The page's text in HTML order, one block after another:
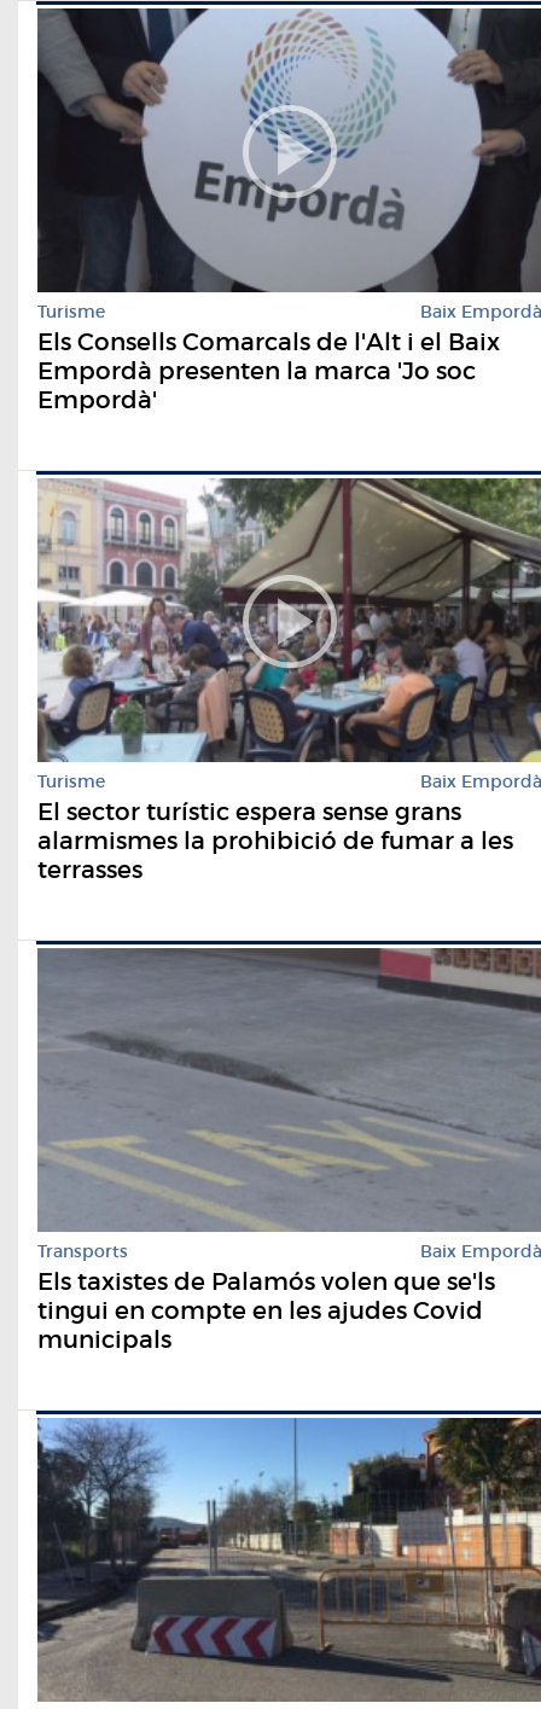
Turisme Baix Empordà
Els Consells Comarcals de l'Alt i el Baix
Empordà presenten la marca 'Jo soc
Empordà'
Turisme Baix Empordà
El sector turístic espera sense grans
alarmismes la prohibició de fumar a les
terrasses
Transports Baix Empordà
Els taxistes de Palamós volen que se'ls
tingui en compte en les ajudes Covid
municipals